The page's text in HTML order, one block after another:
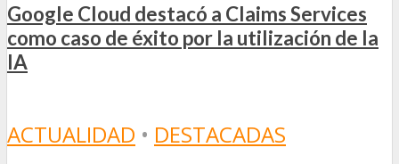
Google Cloud destacó a Claims Services
como caso de éxito por la utilización de la
IA
ACTUALIDAD • DESTACADAS